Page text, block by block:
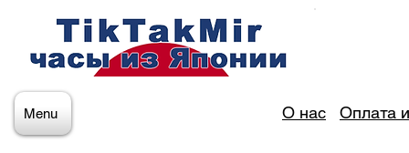
Menu О нас Оплата